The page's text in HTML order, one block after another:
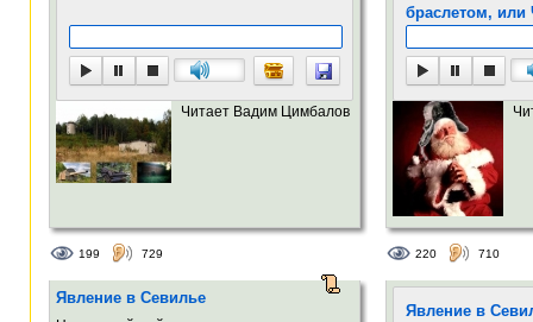
Читает Вадим Цимбалов
199 729
браслетом, или
220 710
Явление в Севилье
Явление в